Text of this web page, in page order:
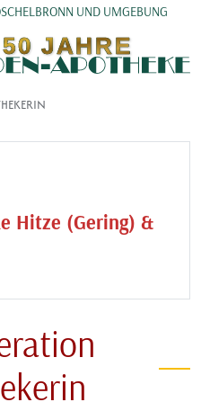
UND UMGEBUNG
Hitze (Gering) &